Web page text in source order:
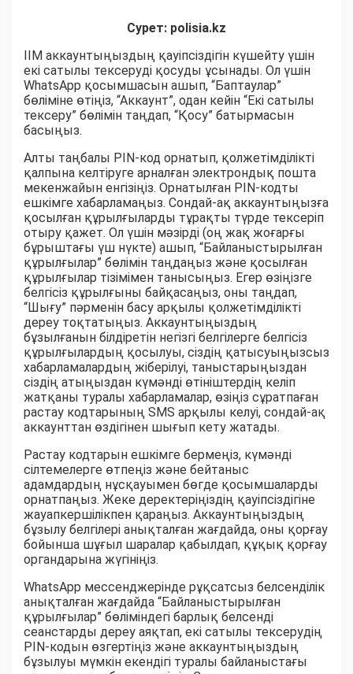
Сурет: polisia.kz
ІІМ аккаунтыңыздың қауіпсіздігін күшейту үшін
екі сатылы тексеруді қосуды ұсынады. Ол үшін
WhatsApp қосымшасын ашып, “Баптаулар”
бөліміне өтіңіз, “Аккаунт”, одан кейін “Екі сатылы
тексеру” бөлімін таңдап, “Қосу” батырмасын
басыңыз.
Алты таңбалы PIN-код орнатып, қолжетімділікті
қалпына келтіруге арналған электрондық пошта
мекенжайын енгізіңіз. Орнатылған PIN-кодты
ешкімге хабарламаңыз. Сондай-ақ аккаунтыңызға
қосылған құрылғыларды тұрақты түрде тексеріп
отыру қажет. Ол үшін мәзірді (оң жақ жоғарғы
бұрыштағы үш нүкте) ашып, “Байланыстырылған
құрылғылар” бөлімін таңдаңыз және қосылған
құрылғылар тізімімен танысыңыз. Егер өзіңізге
белгісіз құрылғыны байқасаңыз, оны таңдап,
“Шығу” пәрменін басу арқылы қолжетімділікті
дереу тоқтатыңыз. Аккаунтыңыздың
бұзылғанын білдіретін негізгі белгілерге белгісіз
құрылғылардың қосылуы, сіздің қатысуыңызсыз
хабарламалардың жіберілуі, таныстарыңыздан
сіздің атыңыздан күмәнді өтініштердің келіп
жатқаны туралы хабарламалар, өзіңіз сұратпаған
растау кодтарының SMS арқылы келуі, сондай-ақ
аккаунттан өздігінен шығып кету жатады.
Растау кодтарын ешкімге бермеңіз, күмәнді
сілтемелерге өтпеңіз және бейтаныс
адамдардың нұсқауымен бөгде қосымшаларды
орнатпаңыз. Жеке деректеріңіздің қауіпсіздігіне
жауапкершілікпен қараңыз. Аккаунтыңыздың
бұзылу белгілері анықталған жағдайда, оны қорғау
бойынша шұғыл шаралар қабылдап, құқық қорғау
органдарына жүгініңіз.
WhatsApp мессенджерінде рұқсатсыз белсенділік
анықталған жағдайда “Байланыстырылған
құрылғылар” бөліміндегі барлық белсенді
сеанстарды дереу аяқтап, екі сатылы тексерудің
PIN-кодын өзгертіңіз және аккаунтыңыздың
бұзылуы мүмкін екендігі туралы байланыстағы